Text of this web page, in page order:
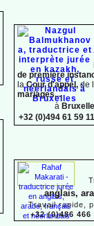
de première
laCour d'appel, de
mariages...
à
+32 (0)494 61 59 11
anglais,
Travail rapide,
+32 (0)486 466